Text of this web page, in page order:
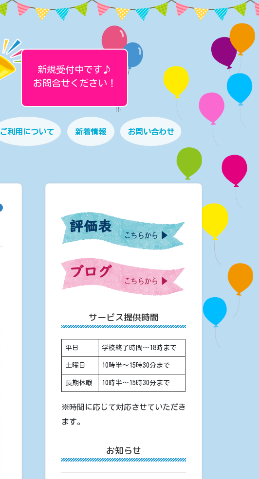
ご利用について 新着情報 お問い合わせ
新規受付中です♪
お問合せください！
サービス提供時間
平日 学校終了時間〜18時まで
土曜日 10時半〜15時30分まで
長期休暇 10時半〜15時30分まで
※時間に応じて対応させていただき
ます。
お知らせ